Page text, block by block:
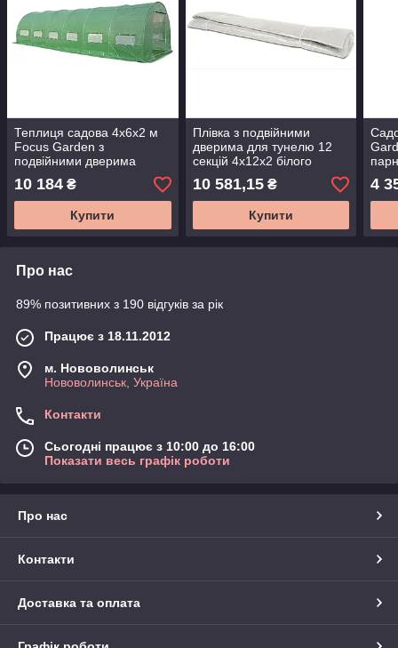
Теплиця садова 4x6x2 м
Focus Garden з
подвійними дверима
зелена парник для городу
та розсади
10 184 ₴
Купити
Плівка з подвійними
дверима для тунелю 12
секцій 4x12x2 білого
кольору Cultivo
10 581,15₴
Купити
4
Про нас
89% позитивних з 190 відгуків за рік
Працює з 18.11.2012
м. Нововолинськ
Нововолинськ, Україна
Контакти
Сьогодні працює з 10:00 до 16:00
Показати весь графік роботи
Про нас
Контакти
Доставка та оплата